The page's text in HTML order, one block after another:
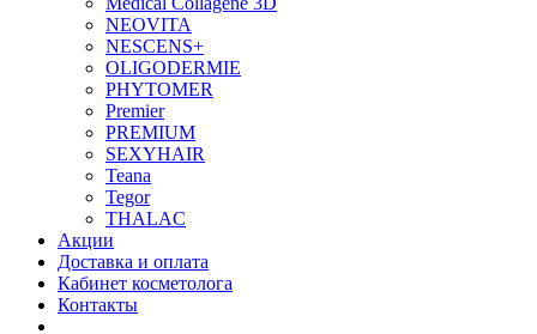
NEOVITA
NESCENS+
OLIGODERMIE
PHYTOMER
Premier
PREMIUM
SEXYHAIR
Teana
Tegor
THALAC
Акции
Доставка и оплата
Кабинет косметолога
Контакты